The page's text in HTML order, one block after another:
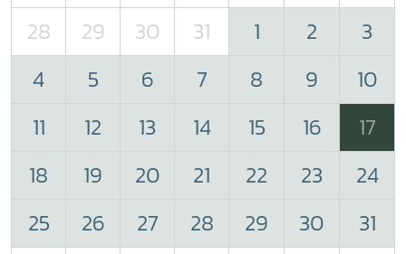
28
29 30 31 1 2
3
4
5 6 7 8 9
10
11
12 13 14 15 16
17
18
19 20 21 22 23
24
25
26 27 28 29 30
31